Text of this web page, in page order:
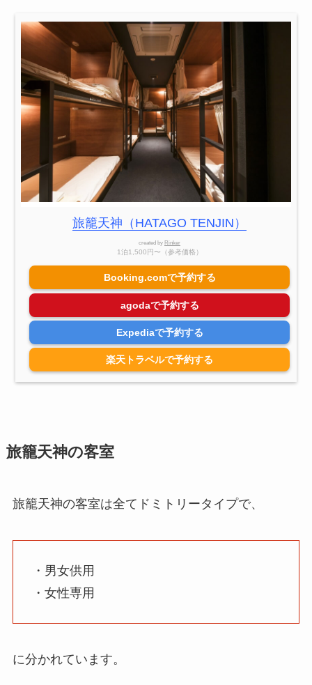
旅籠天神（HATAGO TENJIN）
created by Rinker
1泊1,500円〜（参考価格）
Booking.comで予約する
agodaで予約する
Expediaで予約する
楽天トラベルで予約する
旅籠天神の客室
旅籠天神の客室は全てドミトリータイプで、
・男女供用
・女性専用
に分かれています。